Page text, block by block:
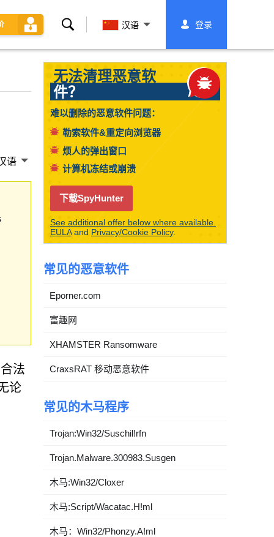
搜
汉语 登录
语
法
论
无法清理恶意软
件？
难以删除的恶意软件问题：
勒索软件&重定向浏览器
烦人的弹出窗口
计算机冻结或崩溃
下载SpyHunter
See additional offer below where available.
EULAand Privacy/Cookie Policy.
常见的恶意软件
Eporner.com
富趣网
XHAMSTER Ransomware
CraxsRAT 移动恶意软件
常见的木马程序
Trojan:Win32/Suschil!rfn
Trojan.Malware.300983.Susgen
木马:Win32/Cloxer
木马:Script/Wacatac.H!ml
木马：Win32/Phonzy.A!ml